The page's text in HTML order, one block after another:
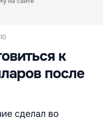
к
после
сделал во